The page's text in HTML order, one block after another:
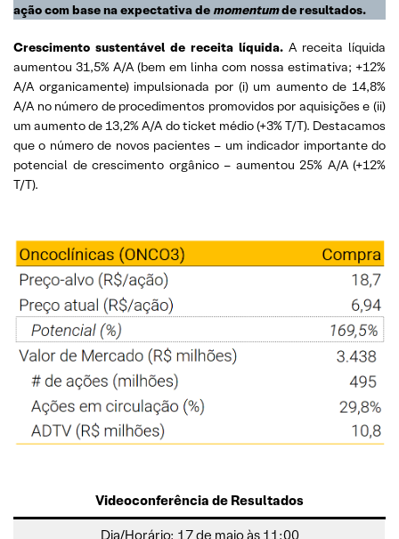
ação com base na expectativa de momentumde resultados.
Crescimento sustentável de receita líquida. A receita líquida
aumentou 31,5% A/A (bem em linha com nossa estimativa; +12%
A/A organicamente) impulsionada por (i) um aumento de 14,8%
A/A no número de procedimentos promovidos por aquisições e (ii)
um aumento de 13,2% A/A do ticket médio (+3% T/T). Destacamos
que o número de novos pacientes – um indicador importante do
potencial de crescimento orgânico – aumentou 25% A/A (+12%
T/T).
Videoconferência de Resultados
Dia/Horário: 17 de maio às 11:00